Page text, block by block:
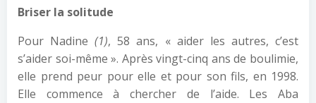
Briser la solitude
Pour Nadine(1), 58 ans, « aider les autres, c’est
s’aider soi-même ». Après vingt-cinq ans de boulimie,
elle prend peur pour elle et pour son fils, en 1998.
Elle commence à chercher de l’aide. Les Aba